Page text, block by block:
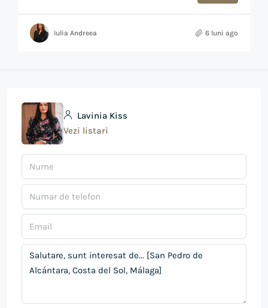
Iulia Andreea 6 luni ago
Lavinia Kiss
Vezi listari